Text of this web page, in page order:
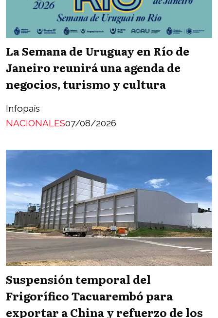
La Semana de Uruguay en Río de
Janeiro reunirá una agenda de
negocios, turismo y cultura
Infopaís
NACIONALES07/08/2026
Suspensión temporal del
Frigorífico Tacuarembó para
exportar a China y refuerzo de los